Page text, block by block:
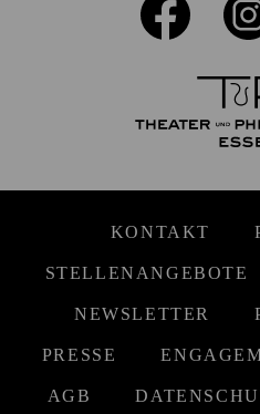
KONTAKT
STELLENANGEBOTE
NEWSLETTER
PRESSE
AGB